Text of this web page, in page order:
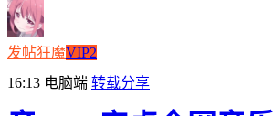
发帖狂魔VIP2
16:13 电脑端 转载分享